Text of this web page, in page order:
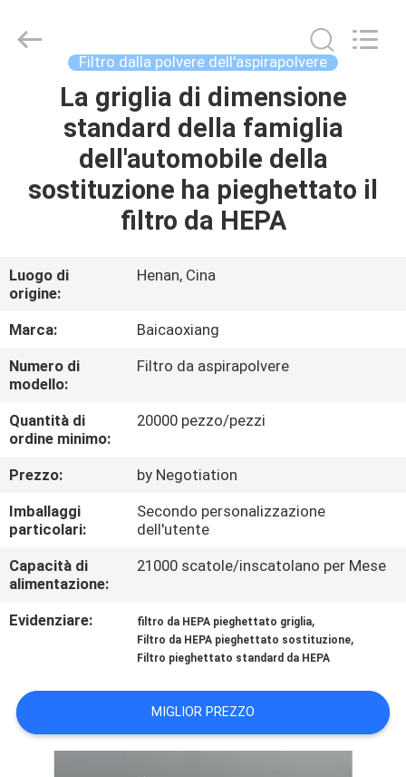
CASA
PRODOTTI
GIRO
DELLA
FABBRICA
CONTROLLO
DI
QUALITÀ
CONTATTICI
RICHIEDA
UNA
MAPPA
Filtro dalla polvere dell'aspirapolvere
La griglia di dimensione
standard della famiglia
dell'automobile della
sostituzione ha pieghettato il
filtro da HEPA
Luogo di
origine:
Henan, Cina
Marca:
Baicaoxiang
Numero di
modello:
Filtro da aspirapolvere
Quantità di
ordine minimo:
20000 pezzo/pezzi
Prezzo:
by Negotiation
Imballaggi
particolari:
Secondo personalizzazione
dell'utente
Capacità di
alimentazione:
21000 scatole/inscatolano per Mese
Evidenziare: filtro da HEPA pieghettato griglia,
Filtro da HEPA pieghettato sostituzione,
Filtro pieghettato standard da HEPA
MIGLIOR PREZZO